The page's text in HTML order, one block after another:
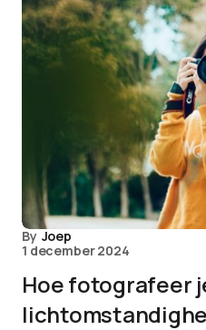
By Joep
1 december 2024
Hoe fotografeer